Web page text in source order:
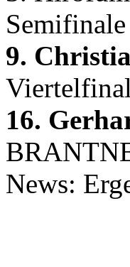
Semifinale
9.
16.
News: